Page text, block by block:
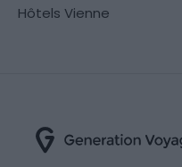
Hôtels Vienne